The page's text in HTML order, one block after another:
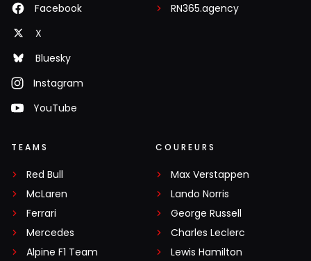
Facebook
X
Bluesky
Instagram
YouTube
RN365.agency
TEAMS
Red Bull
McLaren
Ferrari
Mercedes
Alpine F1 Team
COUREURS
Max Verstappen
Lando Norris
George Russell
Charles Leclerc
Lewis Hamilton